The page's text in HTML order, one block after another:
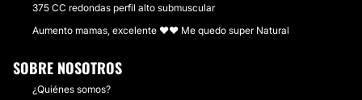
375 CC redondas perfil alto submuscular
Aumento mamas, excelente ❤❤ Me quedo super Natural
SOBRE NOSOTROS
¿Quiénes somos?